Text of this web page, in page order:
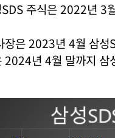
주식은 2022년 3
은 2023년 4월 삼성
년 4월 말까지 삼